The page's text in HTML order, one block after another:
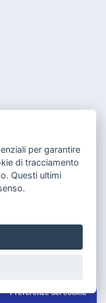
per garantire
di tracciamento
Questi ultimi